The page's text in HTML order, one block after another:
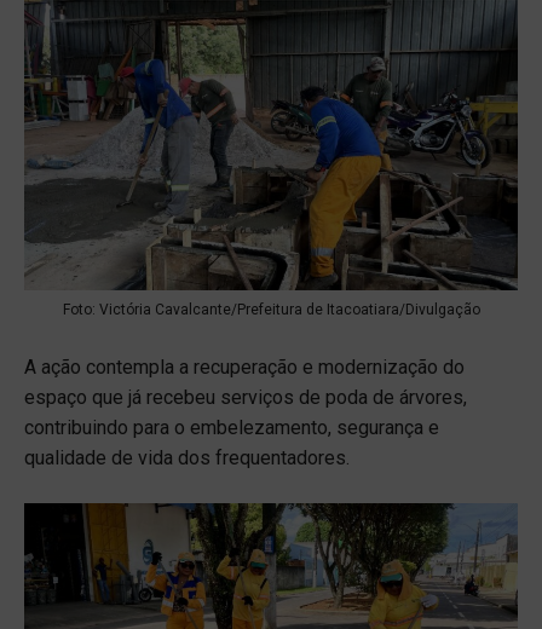
Foto: Victória Cavalcante/Prefeitura de Itacoatiara/Divulgação
A ação contempla a recuperação e modernização do
espaço que já recebeu serviços de poda de árvores,
contribuindo para o embelezamento, segurança e
qualidade de vida dos frequentadores.